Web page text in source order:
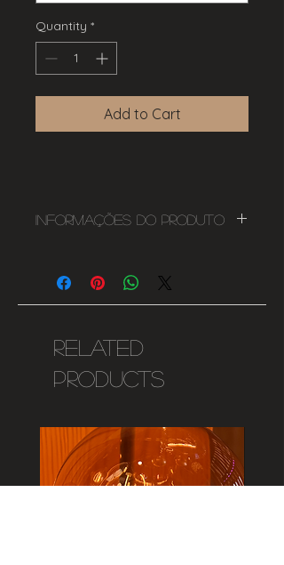
Quantity *
Add to Cart
Informações do Produto
225mmx225mm
Furo 205mmx205mm
220-240V
Related
Products